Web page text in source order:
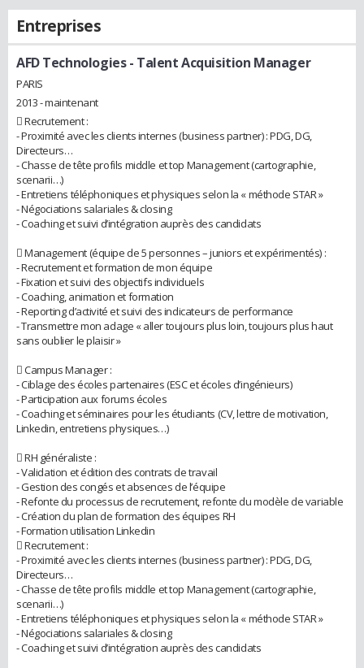
Entreprises
AFD Technologies- Talent Acquisition Manager
PARIS
2013 - maintenant
 Recrutement :
- Proximité avec les clients internes (business partner) : PDG, DG,
Directeurs…
- Chasse de tête profils middle et top Management (cartographie,
scenarii…)
- Entretiens téléphoniques et physiques selon la « méthode STAR »
- Négociations salariales & closing
- Coaching et suivi d’intégration auprès des candidats
 Management (équipe de 5 personnes – juniors et expérimentés) :
- Recrutement et formation de mon équipe
- Fixation et suivi des objectifs individuels
- Coaching, animation et formation
- Reporting d’activité et suivi des indicateurs de performance
- Transmettre mon adage « aller toujours plus loin, toujours plus haut
sans oublier le plaisir »
 Campus Manager :
- Ciblage des écoles partenaires (ESC et écoles d’ingénieurs)
- Participation aux forums écoles
- Coaching et séminaires pour les étudiants (CV, lettre de motivation,
Linkedin, entretiens physiques…)
 RH généraliste :
- Validation et édition des contrats de travail
- Gestion des congés et absences de l’équipe
- Refonte du processus de recrutement, refonte du modèle de variable
- Création du plan de formation des équipes RH
- Formation utilisation Linkedin
 Recrutement :
- Proximité avec les clients internes (business partner) : PDG, DG,
Directeurs…
- Chasse de tête profils middle et top Management (cartographie,
scenarii…)
- Entretiens téléphoniques et physiques selon la « méthode STAR »
- Négociations salariales & closing
- Coaching et suivi d’intégration auprès des candidats